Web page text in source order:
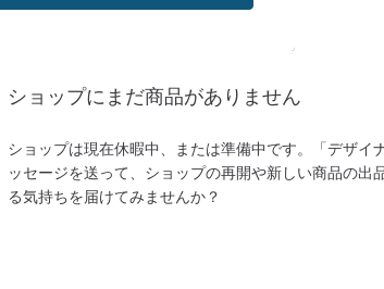
ショップにまだ商品がありません
ショップは現在休暇中、または準備中です。「デザイ
ッセージを送って、ショップの再開や新しい商品の出
る気持ちを届けてみませんか？